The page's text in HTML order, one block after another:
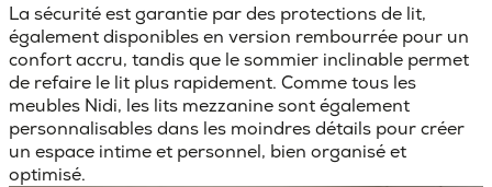
La sécurité est garantie par des protections de lit,
également disponibles en version rembourrée pour un
confort accru, tandis que le sommier inclinable permet
de refaire le lit plus rapidement. Comme tous les
meubles Nidi, les lits mezzanine sont également
personnalisables dans les moindres détails pour créer
un espace intime et personnel, bien organisé et
optimisé.